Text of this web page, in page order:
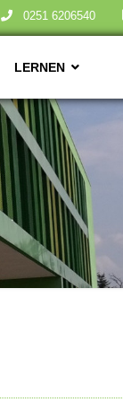
0251 6206540
LERNEN